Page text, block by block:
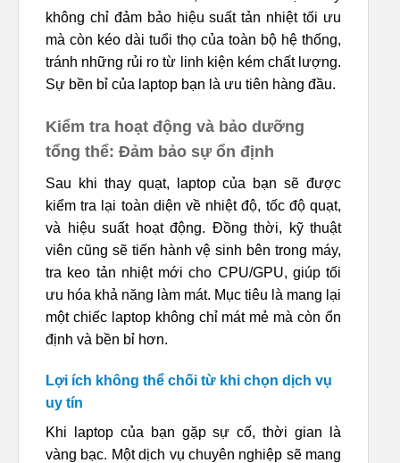
không chỉ đảm bảo hiệu suất tản nhiệt tối ưu
mà còn kéo dài tuổi thọ của toàn bộ hệ thống,
tránh những rủi ro từ linh kiện kém chất lượng.
Sự bền bỉ của laptop bạn là ưu tiên hàng đầu.
Kiểm tra hoạt động và bảo dưỡng
tổng thể: Đảm bảo sự ổn định
Sau khi thay quạt, laptop của bạn sẽ được
kiểm tra lại toàn diện về nhiệt độ, tốc độ quạt,
và hiệu suất hoạt động. Đồng thời, kỹ thuật
viên cũng sẽ tiến hành vệ sinh bên trong máy,
tra keo tản nhiệt mới cho CPU/GPU, giúp tối
ưu hóa khả năng làm mát. Mục tiêu là mang lại
một chiếc laptop không chỉ mát mẻ mà còn ổn
định và bền bỉ hơn.
Lợi ích không thể chối từ khi chọn dịch vụ
uy tín
Khi laptop của bạn gặp sự cố, thời gian là
vàng bạc. Một dịch vụ chuyên nghiệp sẽ mang